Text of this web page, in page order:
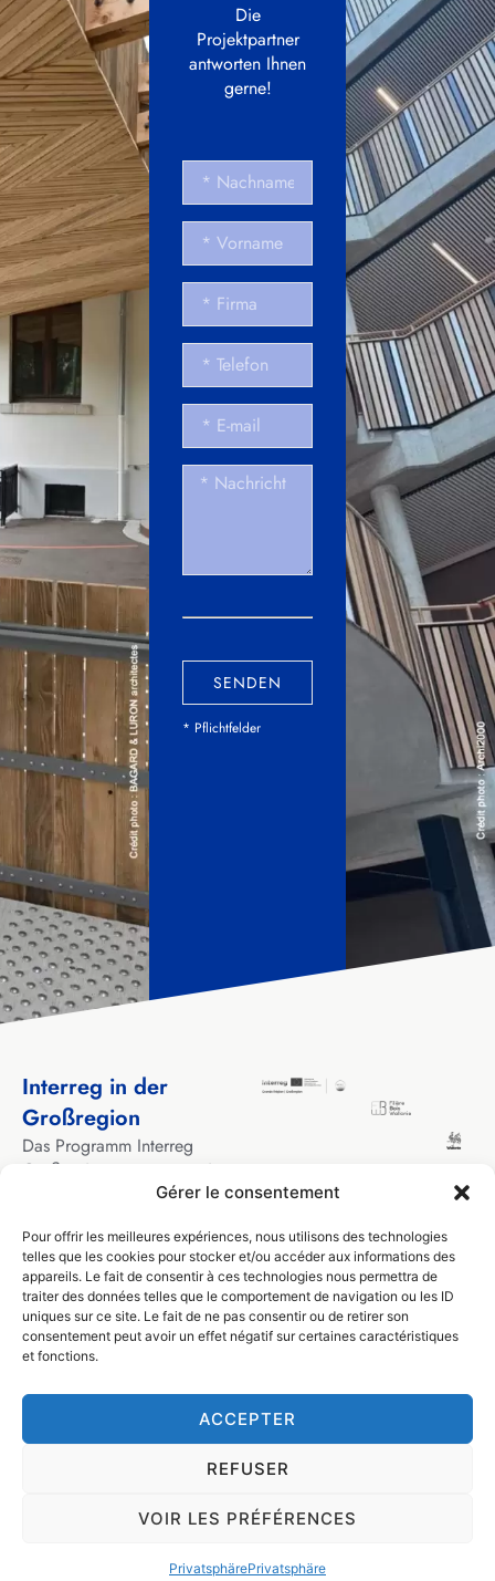
Gérer le consentement
Pour offrir les meilleures expériences, nous utilisons des technologies
telles que les cookies pour stocker et/ou accéder aux informations des
appareils. Le fait de consentir à ces technologies nous permettra de
traiter des données telles que le comportement de navigation ou les ID
uniques sur ce site. Le fait de ne pas consentir ou de retirer son
consentement peut avoir un effet négatif sur certaines caractéristiques
et fonctions.
ACCEPTER
REFUSER
VOIR LES PRÉFÉRENCES
PrivatsphärePrivatsphäre
Die
Projektpartner
antworten Ihnen
gerne!
SENDEN
* Pflichtfelder
Interreg in der
Großregion
Das Programm Interreg
Großregion unterstützt seit
Kooperationsprojekte
zwischen lokalen und
regionalen Akteuren aus den
Gebieten, die die
Großregion bilden.
Allgemeine Geschäftsbedingungen
Design byVisible